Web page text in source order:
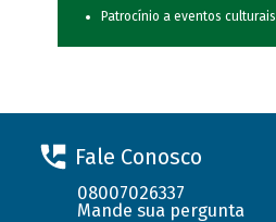
Patrocínio a eventos culturais
Fale Conosco
08007026337
Mande sua pergunta